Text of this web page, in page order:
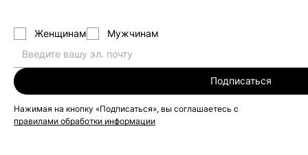
Женщинам Мужчинам
Подписаться
Нажимая на кнопку «Подписаться», вы соглашаетесь с
правилами обработки информации